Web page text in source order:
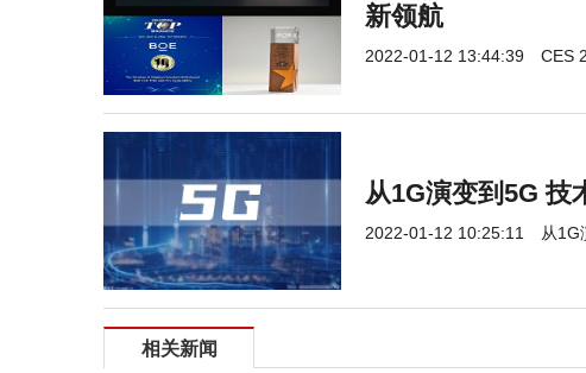
新领航
2022-01-12 13:44:39 CES
从1G演变到5G 技
2022-01-12 10:25:11 从1G
相关新闻